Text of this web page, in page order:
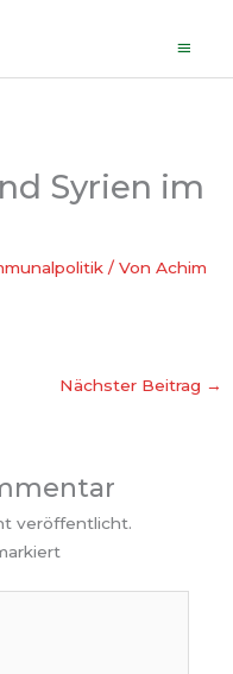
Syrien im
/ VonAchim
Nächster Beitrag →
veröffentlicht.